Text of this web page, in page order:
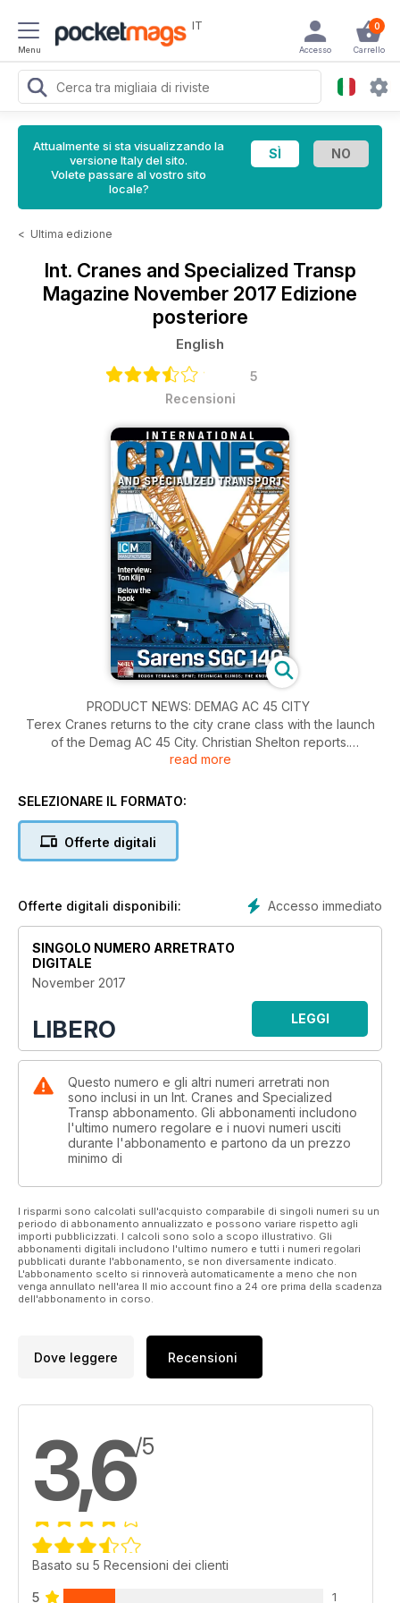
Menu
IT 0
Carrello
Accesso
Attualmente si sta visualizzando la
versione Italy del sito.
Volete passare al vostro sito
locale?
< Ultima edizione
Int. Cranes and Specialized Transp
Magazine November 2017 Edizione
posteriore
English
5
Recensioni
PRODUCT NEWS: DEMAG AC 45 CITY
Terex Cranes returns to the city crane class with the launch
of the Demag AC 45 City. Christian Shelton reports.
Christian Shelton highlights some of the features on a number
NEWS SPECIAL: SARENS SGC 140
the future of the organisation.
There are a range of new products in the belowthe- hook
sector. Christian Shelton reports.
TECHNICAL SLINGS
Lifting specialist Keith Anderson proposes an easier way to
calculate sling forces.
ICM20
ICST’s ranking of the top 20 world’s largest crane
SPMT
A look at a selection of products and projects in the world of
self propelled modular transporters. Christian Shelton reports.
read more
SELEZIONARE IL FORMATO:
Offerte digitali
Accesso immediato
Offerte digitali disponibili:
SINGOLO NUMERO ARRETRATO
DIGITALE
November 2017
LIBERO LEGGI
Questo numero e gli altri numeri arretrati non
sono inclusi in un Int. Cranes and Specialized
Transp abbonamento. Gli abbonamenti includono
l'ultimo numero regolare e i nuovi numeri usciti
durante l'abbonamento e partono da un prezzo
minimo di
I risparmi sono calcolati sull'acquisto comparabile di singoli numeri su un
periodo di abbonamento annualizzato e possono variare rispetto agli
importi pubblicizzati. I calcoli sono solo a scopo illustrativo. Gli
abbonamenti digitali includono l'ultimo numero e tutti i numeri regolari
pubblicati durante l'abbonamento, se non diversamente indicato.
L'abbonamento scelto si rinnoverà automaticamente a meno che non
venga annullato nell'area Il mio account fino a 24 ore prima della scadenza
dell'abbonamento in corso.
Dove leggere Recensioni
3,6/5
Basato su 5 Recensioni dei clienti
5 1